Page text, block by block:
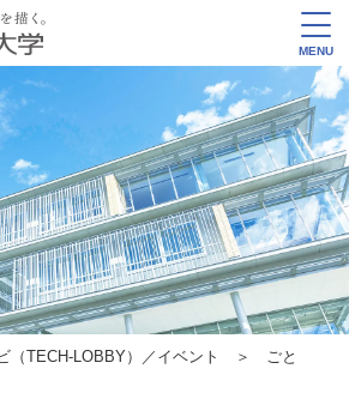
MENU
（TECH-LOBBY）／イベント ＞ ごと